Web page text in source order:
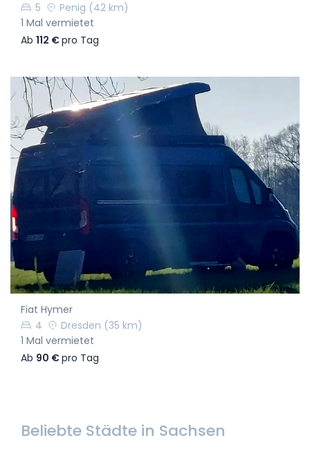
5
Penig (42 km)
1 Mal vermietet
Ab 112 €pro Tag
Fiat Hymer
4
Dresden (35 km)
1 Mal vermietet
Ab 90 €pro Tag
Beliebte Städte in Sachsen